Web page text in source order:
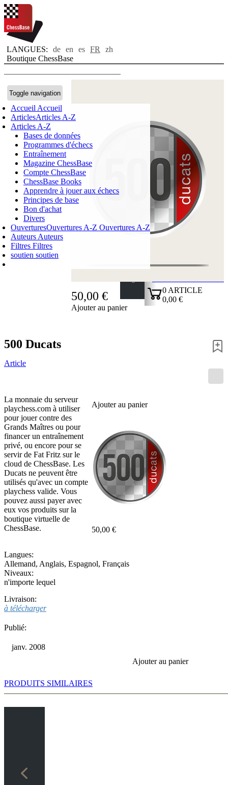
LANGUES: de en es FR
zh
Boutique ChessBase
Toggle navigation
Accueil Accueil
ArticlesArticles A-Z
Articles A-Z
Bases de données
Programmes d'échecs
Entraînement
Magazine ChessBase
Compte ChessBase
ChessBase Books
Apprendre à jouer aux échecs
Principes de base
Bon d'achat
Divers
OuverturesOuvertures A-Z Ouvertures A-Z
Auteurs Auteurs
Filtres Filtres
soutien soutien
0 ARTICLE
0,00 €
50,00 €
Ajouter au panier
500 Ducats
Article
Ajouter au panier
50,00 €
La monnaie du serveur
playchess.com à utiliser
pour jouer contre des
Grands Maîtres ou pour
financer un entraînement
privé, ou encore pour se
servir de Fat Fritz sur le
cloud de ChessBase. Les
Ducats ne peuvent être
utilisés qu'avec un compte
playchess valide. Vous
pouvez aussi payer avec
eux vos produits sur la
boutique virtuelle de
ChessBase.
Langues:
Allemand, Anglais, Espagnol, Français
Niveaux:
n'importe lequel
Livraison:
à télécharger
Publié:
janv. 2008
Ajouter au panier
PRODUITS SIMILAIRES